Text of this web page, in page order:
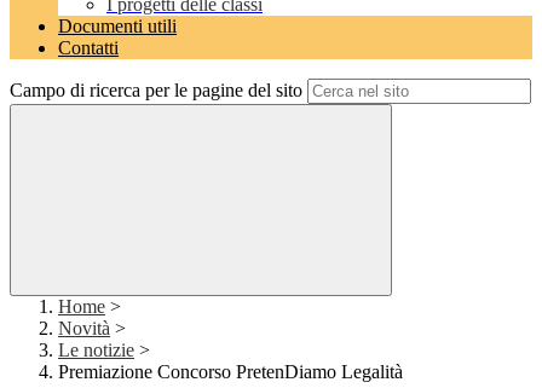
I progetti delle classi
Documenti utili
Contatti
Campo di ricerca per le pagine del sito
Home >
Novità >
Le notizie >
Premiazione Concorso PretenDiamo Legalità